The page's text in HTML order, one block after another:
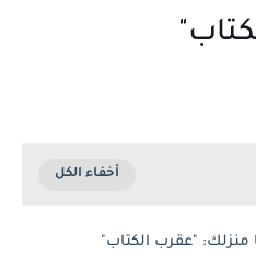
منزلك: "عقرب الكتاب"